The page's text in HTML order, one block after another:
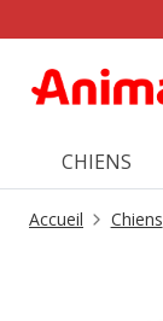
CHIENS
Accueil Chiens